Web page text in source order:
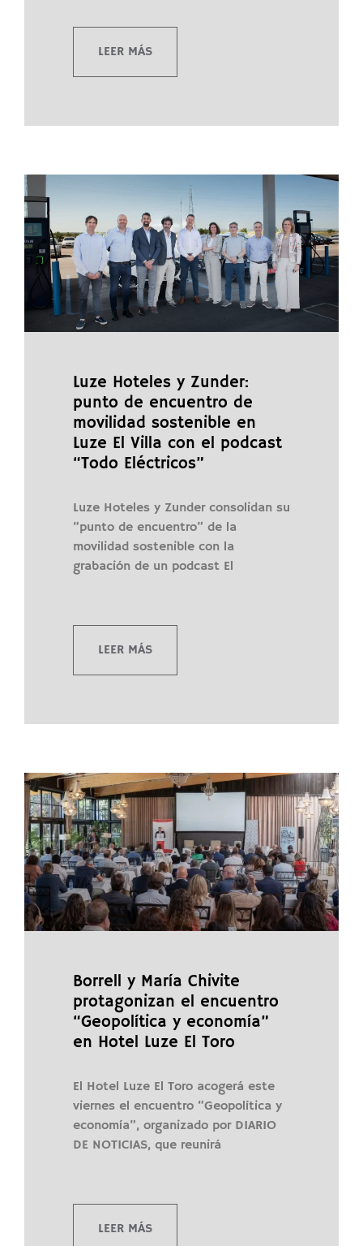
LEER MÁS
Luze Hoteles y Zunder:
punto de encuentro de
movilidad sostenible en
Luze El Villa con el podcast
“Todo Eléctricos”
Luze Hoteles y Zunder consolidan su
“punto de encuentro” de la
movilidad sostenible con la
grabación de un podcast El
LEER MÁS
Borrell y María Chivite
protagonizan el encuentro
“Geopolítica y economía”
en Hotel Luze El Toro
El Hotel Luze El Toro acogerá este
viernes el encuentro “Geopolítica y
economía”, organizado por DIARIO
DE NOTICIAS, que reunirá
LEER MÁS